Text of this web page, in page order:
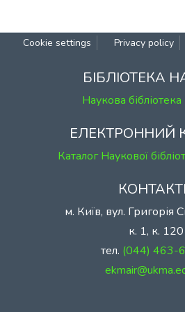
Cookie settings Privacy policy
БІБЛІОТЕКА
Наукова
ЕЛЕКТРОННИЙ
Каталог Наукової
м. Київ, вул. Григорія
к. 1, к. 120
тел. (044) 463-